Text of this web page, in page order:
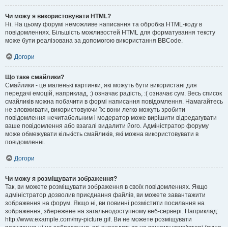
Чи можу я використовувати HTML?
Ні. На цьому форумі неможливе написання та обробка HTML-коду в
повідомленнях. Більшість можливостей HTML для форматування тексту
може бути реалізована за допомогою використання BBCode.
Догори
Що таке смайлики?
Смайлики - це маленькі картинки, які можуть бути використані для
передачі емоцій, наприклад, :) означає радість, :( означає сум. Весь список
смайликів можна побачити в формі написання повідомлення. Намагайтесь
не зловживати, використовуючи їх: вони легко можуть зробити
повідомлення нечитабельним і модератор може вирішити відредагувати
ваше повідомлення або взагалі видалити його. Адміністратор форуму
може обмежувати кількість смайликів, які можна використовувати в
повідомленні.
Догори
Чи можу я розміщувати зображення?
Так, ви можете розміщувати зображення в своїх повідомленнях. Якщо
адміністратор дозволив приєднання файлів, ви можете завантажити
зображення на форум. Якщо ні, ви повинні розмістити посилання на
зображення, збережене на загальнодоступному веб-сервері. Наприклад:
http://www.example.com/my-picture.gif. Ви не можете розміщувати